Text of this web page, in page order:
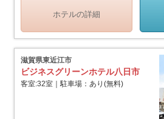
ホテルの詳細
滋賀県東近江市
ビジネスグリーンホテル八日市
客室:32室｜駐車場：あり(無料)